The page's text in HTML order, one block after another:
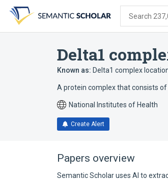
search
form
content
account
menu
Search
Delta1
Known as: Delta1 complex
A protein complex that consists of
National Institutes of Health
Create Alert
Papers overview
Semantic Scholar uses AI to